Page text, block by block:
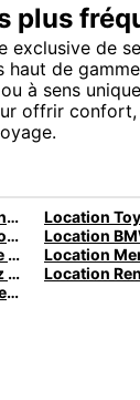
plus
exclusive de
haut de
à sens
offrir
Location Dacia : Louez une Dacia avec Europcar
Location Volkswagen : Louez une Volkswagen avec Europcar
Location Audi : louez une Audi avec Europcar
Location Peugeot : Louez une Peugeot avec Europcar
Location Opel : Louer une Opel avec Europcar